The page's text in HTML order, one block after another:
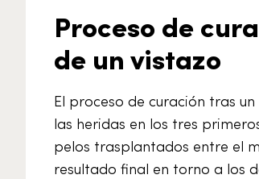
Proceso de
de un vistazo
El proceso de curación tras
las heridas en los tres
pelos trasplantados entre el
resultado final en torno a los